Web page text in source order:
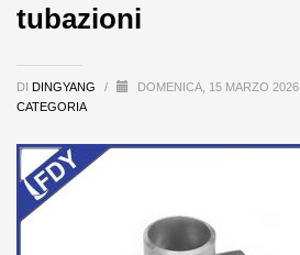
tubazioni
DI DINGYANG / DOMENICA, 15 MARZO 2026
CATEGORIA